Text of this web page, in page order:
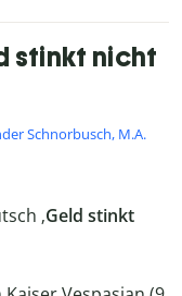
stinkt nicht
Schnorbusch, M.A.
‚Geld stinkt